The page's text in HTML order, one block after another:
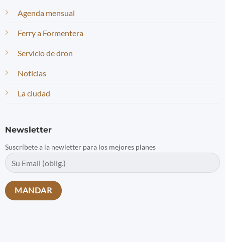
Agenda mensual
Ferry a Formentera
Servicio de dron
Noticias
La ciudad
Newsletter
Suscríbete a la newletter para los mejores planes